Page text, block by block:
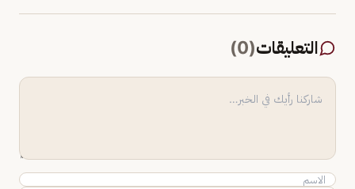
التعليقات(
0
)